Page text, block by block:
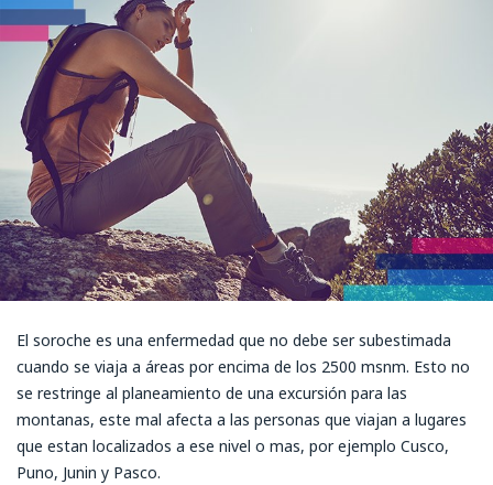
El soroche es una enfermedad que no debe ser subestimada
cuando se viaja a áreas por encima de los 2500 msnm. Esto no
se restringe al planeamiento de una excursión para las
montanas, este mal afecta a las personas que viajan a lugares
que estan localizados a ese nivel o mas, por ejemplo Cusco,
Puno, Junin y Pasco.